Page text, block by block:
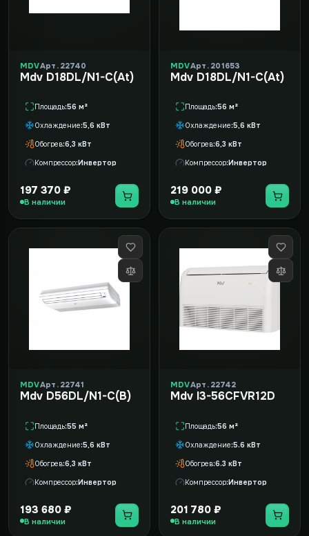
MDVАрт. 22740
Mdv D18DL/N1-C(At)
Площадь 56 м²
Охлаждение 5,6 кВт
Обогрев 6,3 кВт
Компрессор Инвертор
197 370 ₽
В наличии
MDVАрт. 201653
Mdv D18DL/N1-C(At)
Площадь 56 м²
Охлаждение 5,6 кВт
Обогрев 6,3 кВт
Компрессор Инвертор
219 000 ₽
В наличии
MDVАрт. 22741
Mdv D56DL/N1-C(B)
Площадь 55 м²
Охлаждение 5,6 кВт
Обогрев 6,3 кВт
Компрессор Инвертор
193 680 ₽
В наличии
MDVАрт. 22742
Mdv I3-56CFVR12D
Площадь 56 м²
Охлаждение 5.6 кВт
Обогрев 6.3 кВт
Компрессор Инвертор
201 780 ₽
В наличии